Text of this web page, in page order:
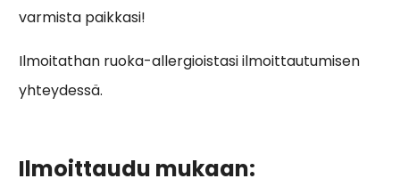
varmista paikkasi!
Ilmoitathan ruoka-allergioistasi ilmoittautumisen
yhteydessä.
Ilmoittaudu mukaan: